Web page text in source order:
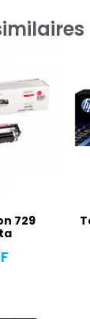
729
F